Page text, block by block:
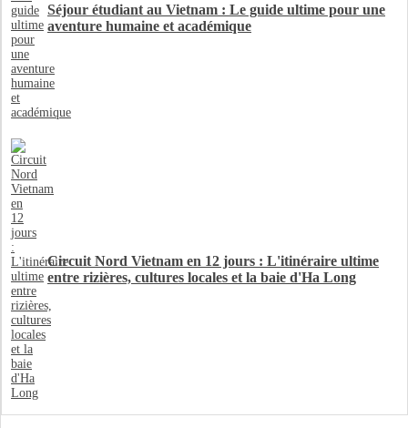
Séjour étudiant au Vietnam : Le guide ultime pour une
aventure humaine et académique
Circuit Nord Vietnam en 12 jours : L'itinéraire ultime
entre rizières, cultures locales et la baie d'Ha Long